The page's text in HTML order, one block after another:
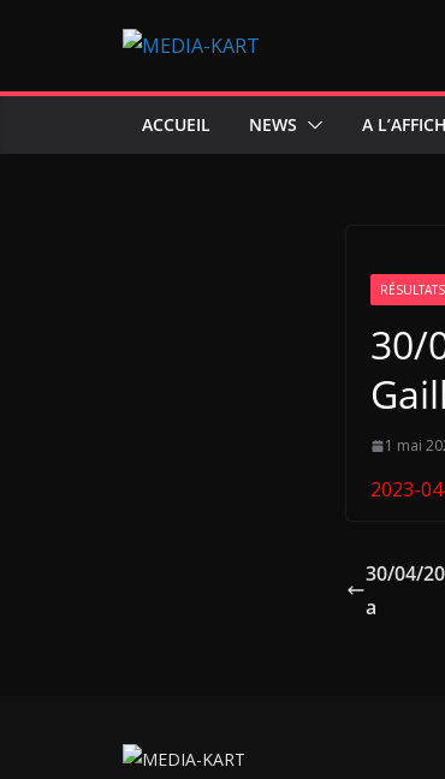
ACCUEIL NEWS A
30/
1 mai
2023-
30/04/
a